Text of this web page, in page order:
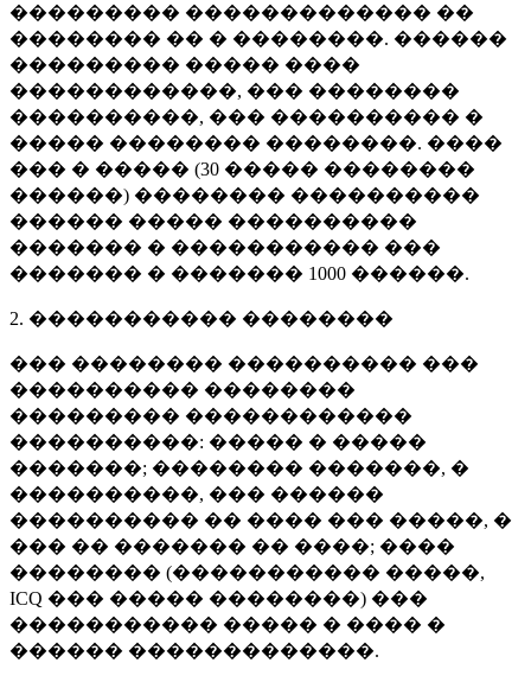
��������� ������������� ��
�������� �� � ��������. ������
��������� ����� ����
������������, ��� ��������
����������, ��� ���������� �
����� �������� ��������. ����
��� � ����� (30 ����� ��������
������) �������� ����������
������ ����� ����������
������� � ����������� ���
������� � ������� 1000 ������.
2. ����������� ��������
��� �������� ���������� ���
���������� ��������
��������� ������������
����������: ����� � �����
�������; �������� �������, �
����������, ��� ������
���������� �� ���� ��� �����, �
��� �� ������� �� ����; ����
�������� (����������� �����,
ICQ ��� ����� ��������) ���
����������� ����� � ���� �
������ �������������.